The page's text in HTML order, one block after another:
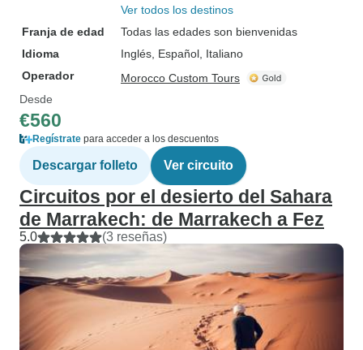
Ver todos los destinos
Franja de edad
Todas las edades son bienvenidas
Idioma
Inglés, Español, Italiano
Operador
Morocco Custom Tours
Desde
€560
Regístrate para acceder a los descuentos
Descargar folleto Ver circuito
Circuitos por el desierto del Sahara
de Marrakech: de Marrakech a Fez
5.0 (3 reseñas)